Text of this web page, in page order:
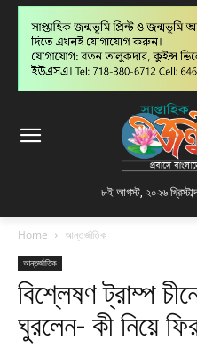
৮ই আগস্ট, ২০২৬ খ্রিস্টাব্দ
Home আন্তর্জাতিক
আন্তর্জাতিক
বিশ্লেষণ ট্রাম্প
ঘুরলেন- কী নিয়ে